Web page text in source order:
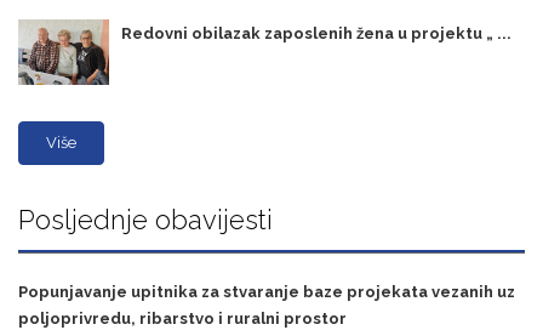
Redovni obilazak zaposlenih žena u projektu „ ...
Više
Posljednje obavijesti
Popunjavanje upitnika za stvaranje baze projekata vezanih uz
poljoprivredu, ribarstvo i ruralni prostor